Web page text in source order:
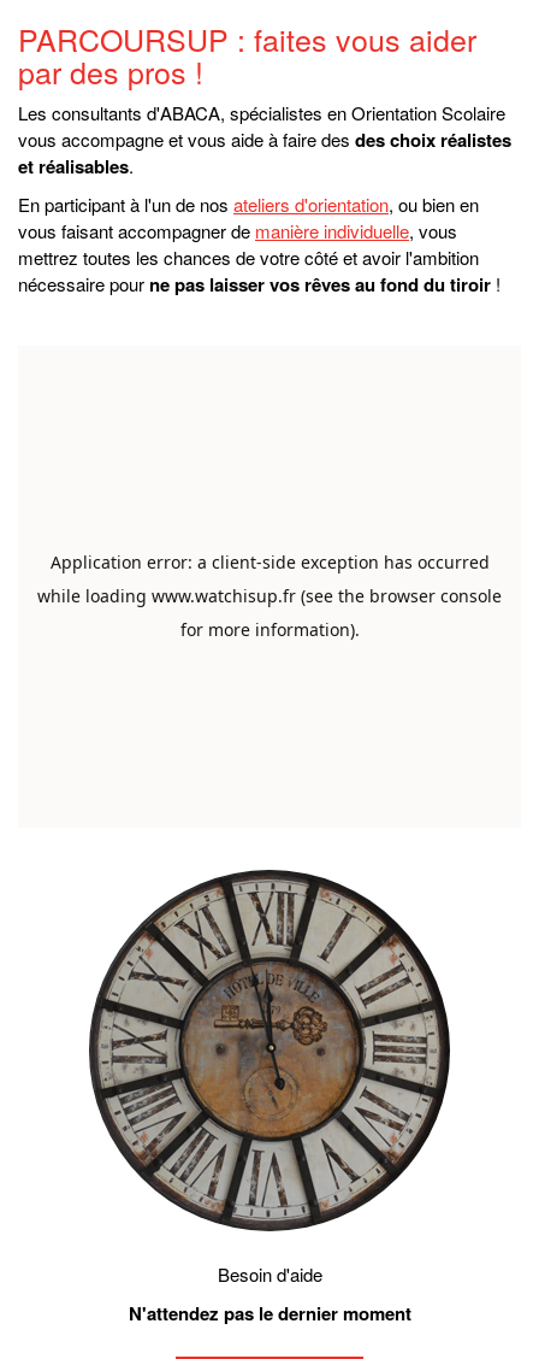
PARCOURSUP : faites vous aider
par des pros !
Les consultants d'ABACA, spécialistes en Orientation Scolaire
vous accompagne et vous aide à faire des des choix réalistes
et réalisables.
En participant à l'un de nos ateliers d'orientation, ou bien en
vous faisant accompagner de manière individuelle, vous
mettrez toutes les chances de votre côté et avoir l'ambition
nécessaire pour ne pas laisser vos rêves au fond du tiroir !
Besoin d'aide
N'attendez pas le dernier moment